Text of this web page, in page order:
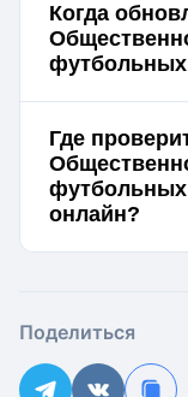
Когда
футбольных
Где
футбольных
онлайн?
Поделиться